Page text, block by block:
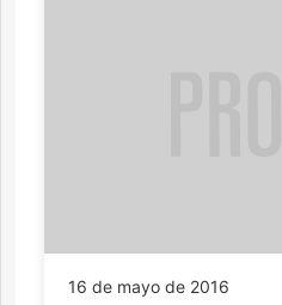
16 de mayo de 2016